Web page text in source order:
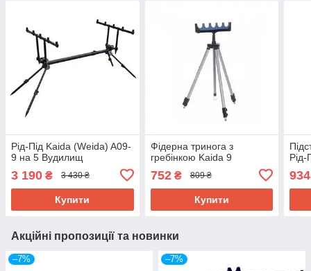
Рід-Під Kaida (Weida) A09-
9 на 5 Вудилищ
3 190 ₴ 3 430 ₴
Купити
Фідерна тринога з
гребінкою Kaida 9
752₴ 809 ₴
Купити
934
Акційні пропозиції та новинки
–7% –7%